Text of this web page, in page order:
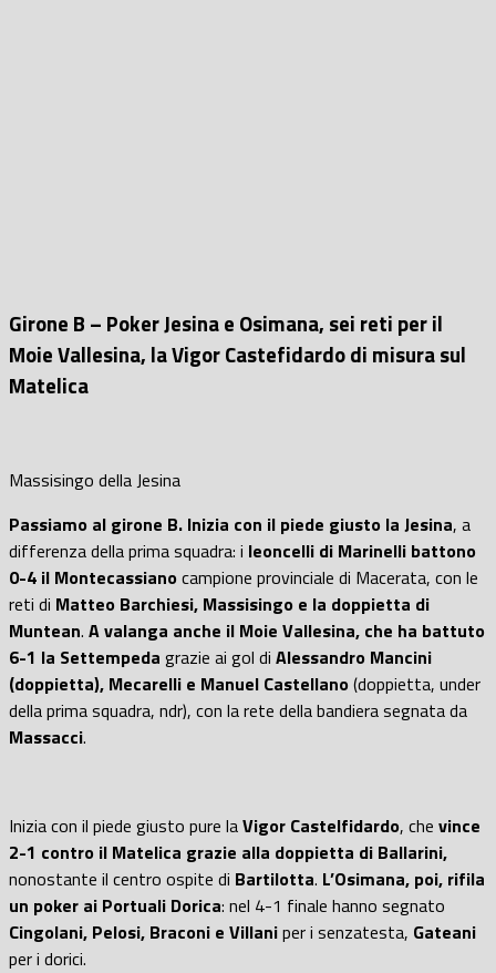
Girone B – Poker Jesina e Osimana, sei reti per il
Moie Vallesina, la Vigor Castefidardo di misura sul
Matelica
Massisingo della Jesina
Passiamo al girone B. Inizia con il piede giusto la Jesina, a
differenza della prima squadra: i leoncelli di Marinelli battono
0-4 il Montecassianocampione provinciale di Macerata, con le
reti di Matteo Barchiesi, Massisingo e la doppietta di
Muntean. A valanga anche il Moie Vallesina, che ha battuto
6-1 la Settempeda grazie ai gol di Alessandro Mancini
(doppietta), Mecarelli e Manuel Castellano(doppietta, under
della prima squadra, ndr), con la rete della bandiera segnata da
Massacci.
Inizia con il piede giusto pure laVigor Castelfidardo, che vince
2-1 contro il Matelica grazie alla doppietta di Ballarini,
nonostante il centro ospite di Bartilotta. L’Osimana, poi, rifila
un poker ai Portuali Dorica: nel 4-1 finale hanno segnato
Cingolani, Pelosi, Braconi e Villaniper i senzatesta, Gateani
per i dorici.